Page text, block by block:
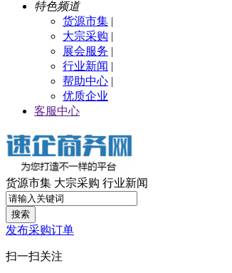
特色频道
货源市集 |
大宗采购 |
展会服务 |
行业新闻 |
帮助中心 |
优质企业
客服中心
货源市集 大宗采购 行业新闻
搜索
发布采购订单
扫一扫关注